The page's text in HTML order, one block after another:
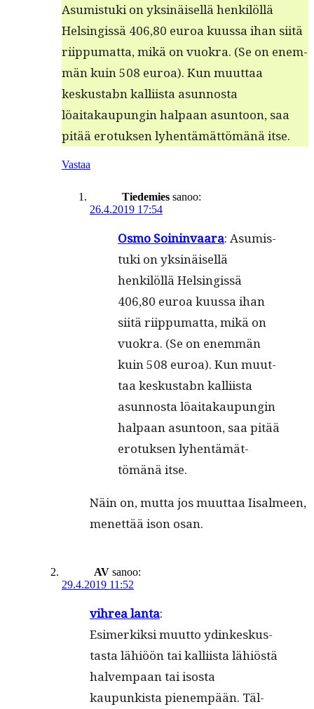
Asum­is­tu­ki on yksinäisel­lä henkilöl­lä
Helsingis­sä 406,80 euroa kuus­sa ihan siitä
riip­pumat­ta, mikä on vuokra. (Se on enem­
män kuin 508 euroa). Kun muut­taa
keskustabn kalli­ista asun­nos­ta
löaitakaupun­gin hal­paan asun­toon, saa
pitää ero­tuk­sen lyhen­tämät­tömänä itse.
Vastaa
Tiedemies sanoo:
26.4.2019 17:54
Osmo Soin­in­vaara: Asum­is­
tu­ki on yksinäisel­lä
henkilöl­lä Helsingis­sä
406,80 euroa kuus­sa ihan
siitä riip­pumat­ta, mikä on
vuokra. (Se on enem­män
kuin 508 euroa). Kun muut­
taa keskustabn kalli­ista
asun­nos­ta löaitakaupun­gin
hal­paan asun­toon, saa pitää
ero­tuk­sen lyhen­tämät­
tömänä itse.
Näin on, mut­ta jos muut­taa Iisalmeen,
menet­tää ison osan.
AV sanoo:
29.4.2019 11:52
vihrea lan­ta:
Esimerkik­si muut­to ydinkeskus­
tas­ta lähiöön tai kalli­ista lähiöstä
halvem­paan tai isos­ta
kaupunkista pienem­pään. Täl­